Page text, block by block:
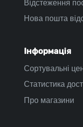
Відстеження
Нова пошта
Інформація
Сортувальні
Статистика
Про магазини